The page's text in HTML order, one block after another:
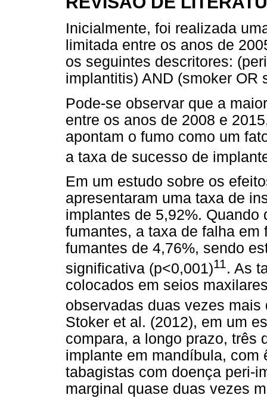
Inicialmente, foi realizada
limitada entre os anos de
os seguintes descritores:
implantitis) AND (smoker OR
Pode-se observar que a
entre os anos de 2008 e
apontam o fumo como um
a taxa de sucesso de
Em um estudo sobre os
apresentaram uma taxa de
implantes de 5,92%.
fumantes, a taxa de falha em
fumantes de 4,76%, sendo
significativa (p<0,001)11. As
colocados em seios
observadas duas vezes mais
Stoker et al. (2012), em um
compara, a longo prazo, três
implante em mandíbula, com
tabagistas com doença peri-
marginal quase duas vezes